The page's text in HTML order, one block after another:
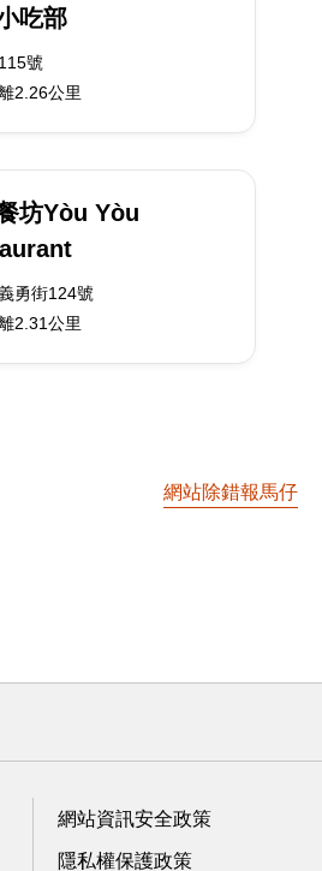
吃部
號
2.26公里
坊Yòu Yòu
勇街124號
2.31公里
網站除錯報馬仔
網站資訊安全政策
隱私權保護政策